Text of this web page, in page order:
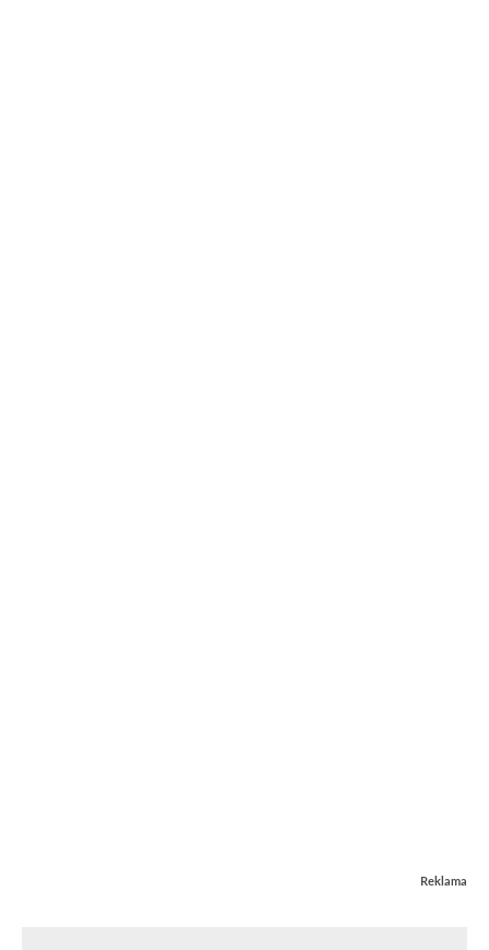
Reklama